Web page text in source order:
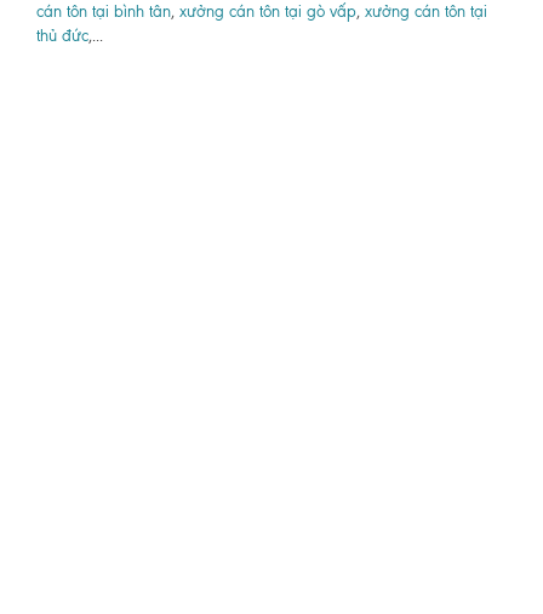
cán tôn tại bình tân, xưởng cán tôn tại gò vấp, xưởng cán tôn tại
thủ đức,...